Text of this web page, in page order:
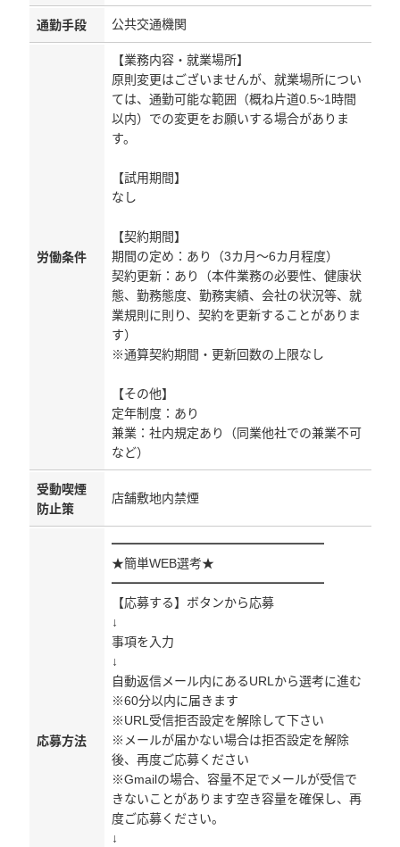
通勤手段 公共交通機関
労働条件
【業務内容・就業場所】
原則変更はございませんが、就業場所につい
ては、通勤可能な範囲（概ね片道0.5~1時間
以内）での変更をお願いする場合がありま
す。
【試用期間】
なし
【契約期間】
期間の定め：あり（3カ月～6カ月程度）
契約更新：あり（本件業務の必要性、健康状
態、勤務態度、勤務実績、会社の状況等、就
業規則に則り、契約を更新することがありま
す）
※通算契約期間・更新回数の上限なし
【その他】
定年制度：あり
兼業：社内規定あり（同業他社での兼業不可
など）
受動喫煙
防止策
店舗敷地内禁煙
応募方法
━━━━━━━━━━━━━━━━━
★簡単WEB選考★
━━━━━━━━━━━━━━━━━
【応募する】ボタンから応募
↓
事項を入力
↓
自動返信メール内にあるURLから選考に進む
※60分以内に届きます
※URL受信拒否設定を解除して下さい
※メールが届かない場合は拒否設定を解除
後、再度ご応募ください
※Gmailの場合、容量不足でメールが受信で
きないことがあります空き容量を確保し、再
度ご応募ください。
↓